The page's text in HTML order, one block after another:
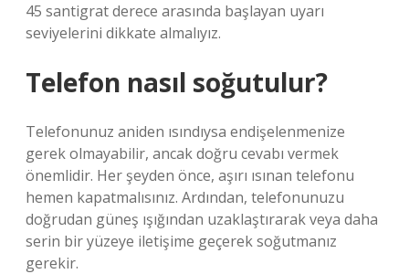
45 santigrat derece arasında başlayan uyarı
seviyelerini dikkate almalıyız.
Telefon nasıl soğutulur?
Telefonunuz aniden ısındıysa endişelenmenize
gerek olmayabilir, ancak doğru cevabı vermek
önemlidir. Her şeyden önce, aşırı ısınan telefonu
hemen kapatmalısınız. Ardından, telefonunuzu
doğrudan güneş ışığından uzaklaştırarak veya daha
serin bir yüzeye iletişime geçerek soğutmanız
gerekir.